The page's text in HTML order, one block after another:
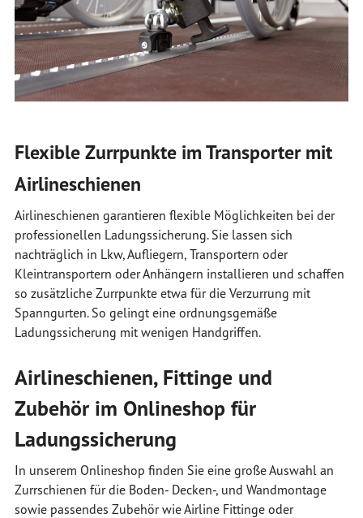
Flexible Zurrpunkte im Transporter mit
Airlineschienen
Airlineschienen garantieren flexible Möglichkeiten bei der
professionellen Ladungssicherung. Sie lassen sich
nachträglich in Lkw, Aufliegern, Transportern oder
Kleintransportern oder Anhängern installieren und schaffen
so zusätzliche Zurrpunkte etwa für die Verzurrung mit
Spanngurten. So gelingt eine ordnungsgemäße
Ladungssicherung mit wenigen Handgriffen.
Airlineschienen, Fittinge und
Zubehör im Onlineshop für
Ladungssicherung
In unserem Onlineshop finden Sie eine große Auswahl an
Zurrschienen für die Boden- Decken-, und Wandmontage
sowie passendes Zubehör wie Airline Fittinge oder